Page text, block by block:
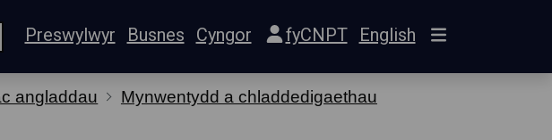
Preswylwyr Busnes Cyngor fyCNPT English
angladdau
Mynwentydd a chladdedigaethau